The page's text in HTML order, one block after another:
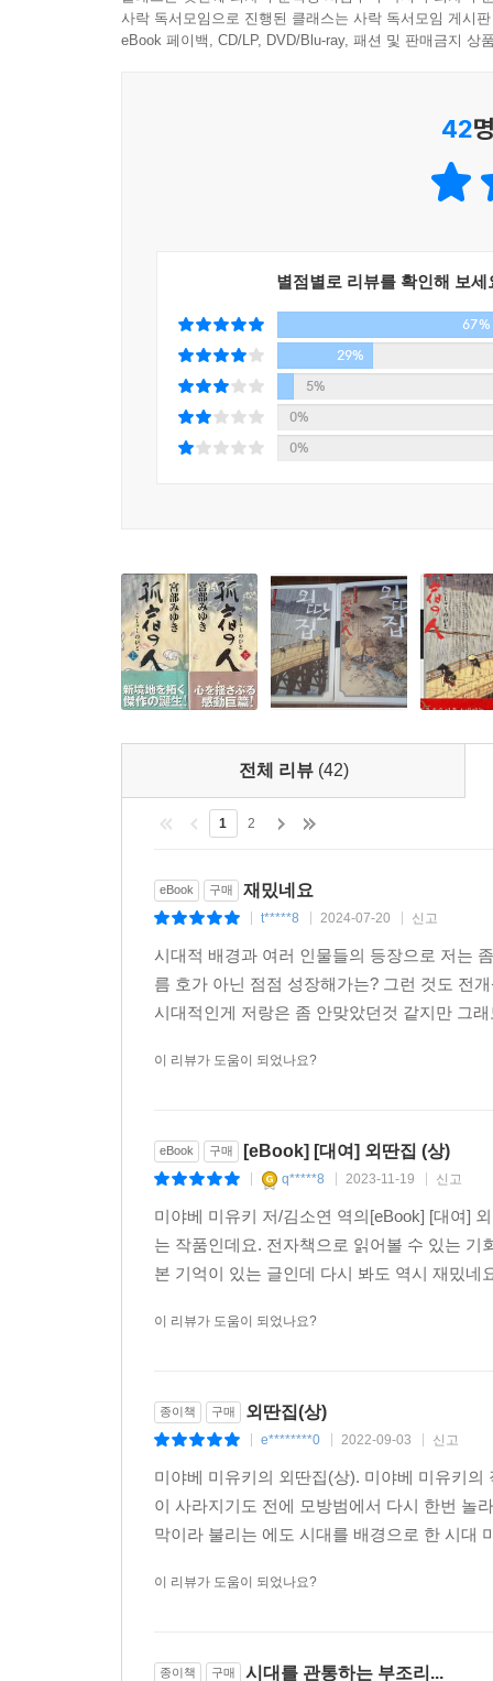
중심이 되어 진행이 더딘 느낌을 준다. 미야베
필요했기 때문이다. 하지만 낯설고 조심스러운
호는 축복받지 못하고 태어나 ‘바보의' 호라는
가가 님은 막부가 유폐를 명한 죄인으로 쇼군
사람들의 막연한 불안과 증오는 점점 커져만 간다.
우사는 어부 마을을 떠나 해자 바깥 마을에 들어
어부 마을을 떠난 사람이라는 따가운 시선을 받
주제에 히키테는 어림없다’는 비아냥에 시달린
히키테 일을 할 수 없게 된다.
『외딴집』에 등장하는 ‘외부인’들은 서로의 고
‘가가 님’의 실존 모델 - ‘요괴’로 불린 남자 도리이
저자가 직접 후기에서도 밝히고 있듯이 마루미
도리이 요조(鳥居耀?)이다. 도리이 요조는 양학
실시했던 덴포 개혁(天保改革)의 주요 인물이었
단속은 매우 엄격했으며 사상과 문화에 대한 통
마루가메 번에 유배된다.
마루가메에서 도리이는 유배지에서의 무료함도
자신의 건강유지 뿐만 아니라 영민들도 치료하기
시절과는 반대로 마루가메 번의 사람들로부터는
미야베 미유키는 일본에서는 시대소설, 드라마,
머물지 않는다. 가가 님은 아내와 자식을 살해한
『외딴집』의 등장인물 중 가장 매력적인 캐릭터
사락 독서모임으로 진행된 클래스는 사락 독서모임 게시
eBook 페이백, CD/LP, DVD/Blu-ray, 패션 및 판매금지 상
42
별점별로 리뷰를 확인해 보세
67%
29%
5%
0%
0%
전체 리뷰 (42)
1 2
eBook 구매 재밌네요
t*****8 2024-07-20 신고
시대적 배경과 여러 인물들의 등장으로 저는
름 호가 아닌 점점 성장해가는? 그런 것도 전
시대적인게 저랑은 좀 안맞았던것 같지만 그
이 리뷰가 도움이 되었나요?
eBook 구매 [eBook] [대여] 외딴집 (상)
q*****8 2023-11-19 신고
미야베 미유키 저/김소연 역의[eBook] [대여]
는 작품인데요. 전자책으로 읽어볼 수 있는
본 기억이 있는 글인데 다시 봐도 역시 재밌
이 리뷰가 도움이 되었나요?
종이책 구매 외딴집(상)
e********0 2022-09-03 신고
미야베 미유키의 외딴집(상). 미야베 미유키
이 사라지기도 전에 모방범에서 다시 한번 놀
막이라 불리는 에도 시대를 배경으로 한 시대
이 리뷰가 도움이 되었나요?
종이책 구매 시대를 관통하는 부조리...